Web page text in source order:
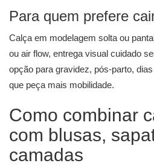
Para quem prefere
Calça em modelagem solta ou
ou air flow, entrega visual cuidado
opção para gravidez, pós-parto,
que peça mais mobilidade.
Como combinar
com blusas,
camadas